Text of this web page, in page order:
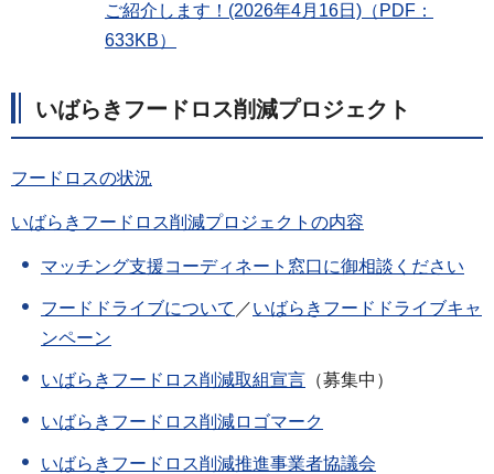
ご紹介します！(2026年4月16日)（PDF：
633KB）
いばらきフードロス削減プロジェクト
フードロスの状況
いばらきフードロス削減プロジェクトの内容
マッチング支援コーディネート窓口に御相談ください
フードドライブについて ／いばらきフードドライブキャ
ンペーン
いばらきフードロス削減取組宣言 （募集中）
いばらきフードロス削減ロゴマーク
いばらきフードロス削減推進事業者協議会